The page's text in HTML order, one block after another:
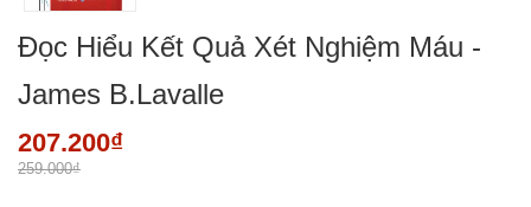
Đọc Hiểu Kết Quả Xét Nghiệm Máu -
James B.Lavalle
207.200₫
259.000₫